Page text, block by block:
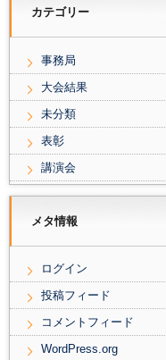
カテゴリー
事務局
大会結果
未分類
表彰
講演会
メタ情報
ログイン
投稿フィード
コメントフィード
WordPress.org